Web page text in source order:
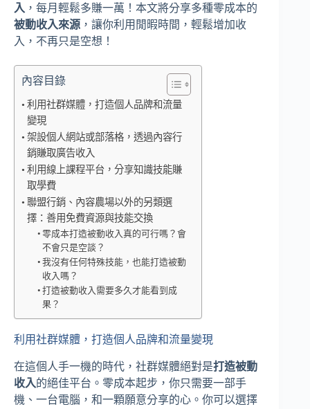
入 ，每月輕鬆多賺一萬！本文將分享多種零成本的
被動收入來源 ，讓你利用閒暇時間，輕鬆增加收
入，不再只是空想！
內容目錄
利用社群媒體，打造個人品牌和流量
變現
架設個人網站或部落格，透過內容行
銷賺取廣告收入
利用線上課程平台，分享知識技能賺
取學費
聯盟行銷、內容農場以外的另類選
擇：善用免費資源與技能交換
零成本打造被動收入真的可行嗎？會
不會只是空談？
我沒有任何特殊技能，也能打造被動
收入嗎？
打造被動收入需要多久才能看到成
果？
利用社群媒體，打造個人品牌和流量變現
在這個人手一機的時代，社群媒體絕對是打造被動
收入的絕佳平台。零成本起步，你只需要一部手
機、一台電腦，和一顆願意分享的心。你可以選擇